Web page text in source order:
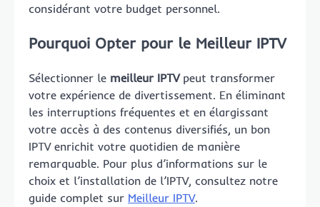
considérant votre budget personnel.
Pourquoi Opter pour le Meilleur IPTV
Sélectionner le meilleur IPTVpeut transformer
votre expérience de divertissement. En éliminant
les interruptions fréquentes et en élargissant
votre accès à des contenus diversifiés, un bon
IPTV enrichit votre quotidien de manière
remarquable. Pour plus d’informations sur le
choix et l’installation de l’IPTV, consultez notre
guide complet sur Meilleur IPTV.